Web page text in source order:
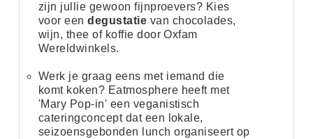
zijn jullie gewoon fijnproevers? Kies
voor eendegustatie van chocolades,
wijn, thee of koffie doorOxfam
Wereldwinkels.
Werk je graag eens met iemand die
komt koken? Eatmosphere heeft met
'Mary Pop-in' een veganistisch
cateringconcept dat een lokale,
seizoensgebonden lunch organiseert op